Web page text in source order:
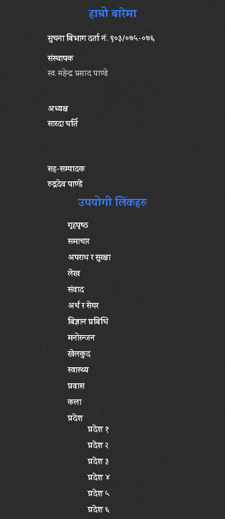
हाम्रो बारेमा
सुचना बिभाग दर्ता नं. ९०३/०७५-०७६
संस्थापक
स्व. महेन्द्र प्रसाद पाण्डे
अध्यक्ष
सारदा घर्ति
सह-सम्पादक
रुद्रदेव पाण्डे
उपयोगी लिंकहरु
गृहपृष्‍ठ
समाचार
अपराध र सुरक्षा
लेख
संवाद
अर्थ र सेयर
बिज्ञान प्रबिधि
मनोरन्जन
खेलकुद
स्वास्थ्य
प्रवास
कला
प्रदेश
प्रदेश १
प्रदेश २
प्रदेश ३
प्रदेश ४
प्रदेश ५
प्रदेश ६